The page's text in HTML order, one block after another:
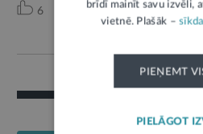
6
brīdī mainīt savu izvēli,
vietnē. Plašāk –
PIEŅEMT
PIELĀGOT